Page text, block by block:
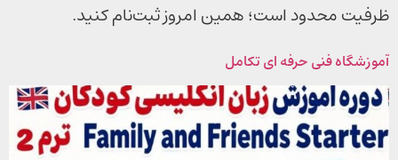
ظرفیت محدود است؛ همین امروز ثبت‌نام کنید.
آموزشگاه فنی حرفه ای تکامل